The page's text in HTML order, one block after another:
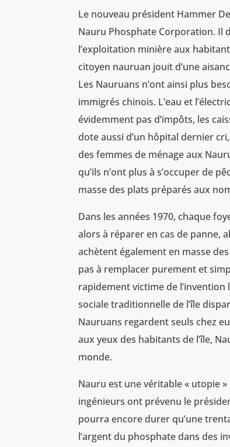
Le nouveau président Hammer
Nauru Phosphate Corporation. Il
l’exploitation minière aux
citoyen nauruan jouit d’une
Les Nauruans n’ont ainsi plus
immigrés chinois. L’eau et
évidemment pas d’impôts, les
dote aussi d’un hôpital dernier
des femmes de ménage aux
qu’ils n’ont plus à s’occuper de
masse des plats préparés aux
Dans les années 1970, chaque
alors à réparer en cas de panne,
achètent également en masse
pas à remplacer purement et
rapidement victime de l’invention
sociale traditionnelle de l’île
Nauruans regardent seuls chez
aux yeux des habitants de l’île,
monde.
Nauru est une véritable « utopie
ingénieurs ont prévenu le
pourra encore durer qu’une
l’argent du phosphate dans des